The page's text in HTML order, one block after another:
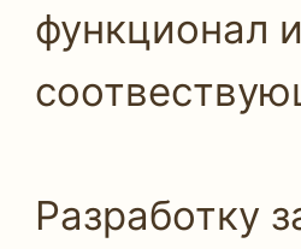
функционал
Разработку